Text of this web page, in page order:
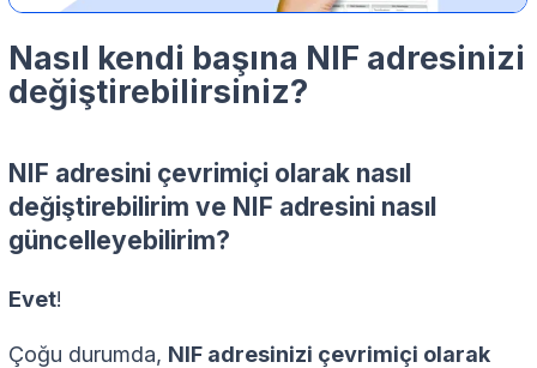
Nasıl kendi başına NIF adresinizi
değiştirebilirsiniz?
NIF adresini çevrimiçi olarak nasıl
değiştirebilirim ve NIF adresini nasıl
güncelleyebilirim?
Evet!
Çoğu durumda, NIF adresinizi çevrimiçi olarak